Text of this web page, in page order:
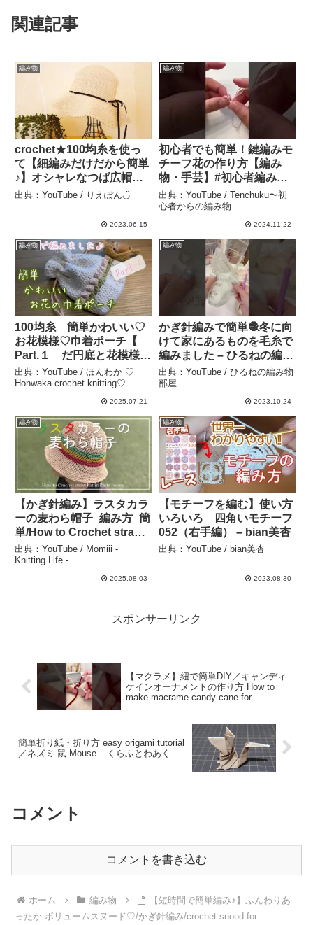
関連記事
編み物
crochet★100均糸を使っ
て【細編みだけだから簡単
♪】オシャレなつば広帽子
① – りえぽん◡̈
出典：YouTube / りえぽん◡̈
2023.06.15
編み物
初心者でも簡単！鍵編みモ
チーフ花の作り方【編み
物・手芸】#初心者編み物
#鍵編み #モチーフ花 #編み
物動画 #手芸 #簡単編み物
#DIY #手作り花 #編み物初
Tenchuku〜初心者からの
出典：YouTube / Tenchuku〜初
心者からの編み物
2024.11.22
編み物
100均糸 簡単かわいい♡
お花模様♡巾着ポーチ【
Part.１ だ円底と花模様】
かぎ針編み crochet tulip
flower pouch tutorial ～
編み物 Vlog 297 – ほんわ
knitting♡
出典：YouTube / ほんわか ♡
Honwaka crochet knitting♡
2025.07.21
編み物
かぎ針編みで簡単🧶冬に向
けて家にあるものを毛糸で
編みました – ひるねの編み
物部屋
出典：YouTube / ひるねの編み物
部屋
2023.10.24
編み物
【かぎ針編み】ラスタカラ
ーの麦わら帽子_編み方_簡
単/How to Crochet straw
hat in Rasta colors –
Momiii – Knitting Life –
出典：YouTube / Momiii -
Knitting Life -
2025.08.03
編み物
【モチーフを編む】使い方
いろいろ 四角いモチーフ
052（右手編） – bian美杏
出典：YouTube / bian美杏
2023.08.30
スポンサーリンク
【マクラメ】紐で簡単DIY／キャンディ
ケインオーナメントの作り方 How to
make macrame candy cane for
簡単折り紙・折り方 easy origami tutorial
／ネズミ 鼠 Mouse – くらふとわあく
コメント
コメントを書き込む
ホーム 編み物
【短時間で簡単編み♪】ふんわりあ
ったか ボリュームスヌード♡/かぎ針編み/crochet snood for